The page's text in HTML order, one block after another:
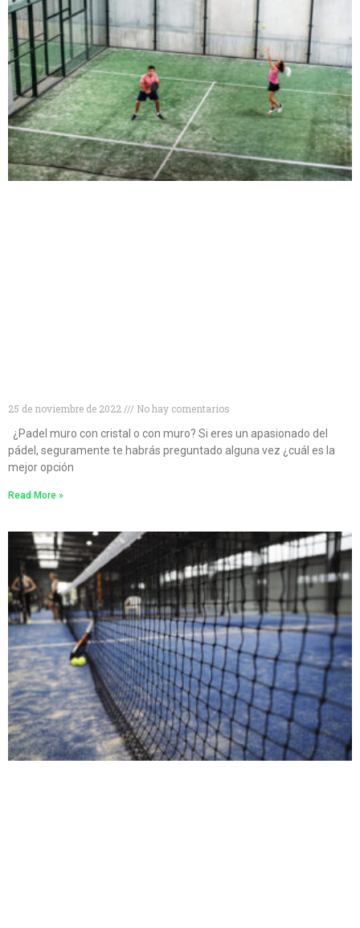
25 de noviembre de 2022
No hay comentarios
¿Padel muro con cristal o con muro? Si eres un apasionado del
pádel, seguramente te habrás preguntado alguna vez ¿cuál es la
mejor opción
Read More »